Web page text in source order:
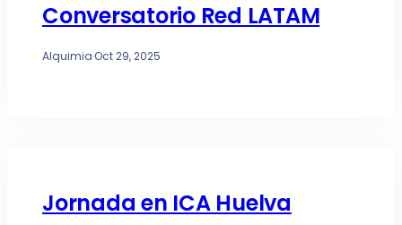
Conversatorio Red LATAM
Alquimia·Oct 29, 2025
Jornada en ICA Huelva